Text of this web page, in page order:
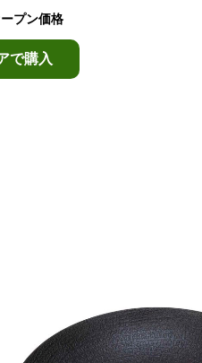
ープン価格
で購入